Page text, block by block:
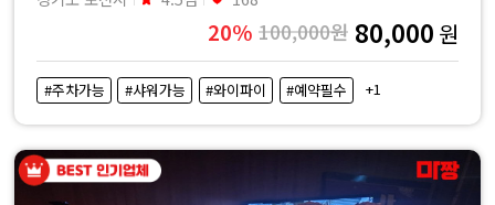
20% 100,000원 80,000 원
#주차가능 #샤워가능 #와이파이 #예약필수 +1